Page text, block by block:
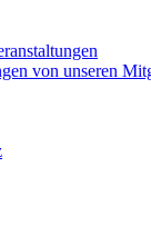
von unseren